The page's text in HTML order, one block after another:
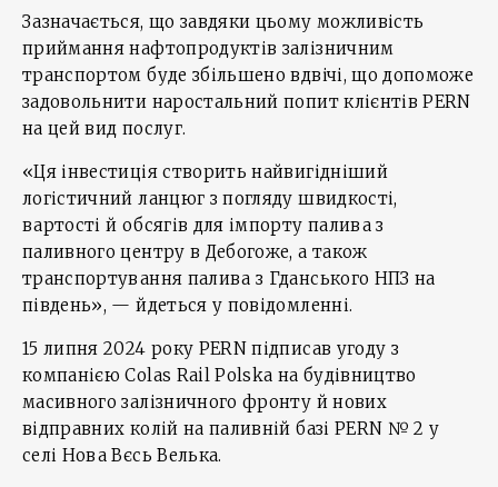
Зазначається, що завдяки цьому можливість
приймання нафтопродуктів залізничним
транспортом буде збільшено вдвічі, що допоможе
задовольнити наростальний попит клієнтів PERN
на цей вид послуг.
«Ця інвестиція створить найвигідніший
логістичний ланцюг з погляду швидкості,
вартості й обсягів для імпорту палива з
паливного центру в Дебогоже, а також
транспортування палива з Гданського НПЗ на
південь», — йдеться у повідомленні.
15 липня 2024 року PERN підписав угоду з
компанією Colas Rail Polska на будівництво
масивного залізничного фронту й нових
відправних колій на паливній базі PERN № 2 у
селі Нова Вєсь Велька.